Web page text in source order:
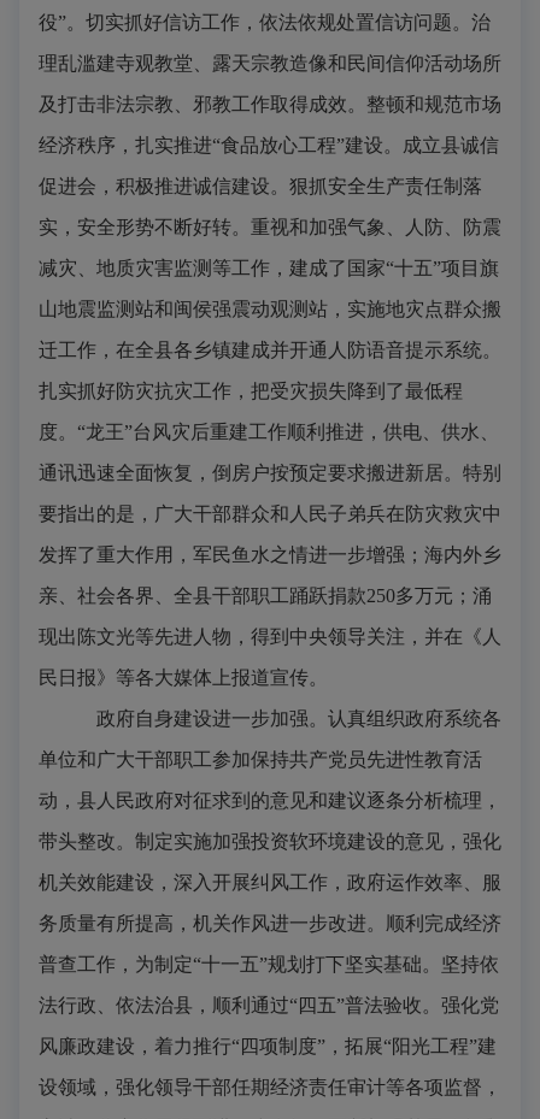
役”。切实抓好信访工作，依法依规处置信访问题。治
理乱滥建寺观教堂、露天宗教造像和民间信仰活动场所
及打击非法宗教、邪教工作取得成效。整顿和规范市场
经济秩序，扎实推进“食品放心工程”建设。成立县诚信
促进会，积极推进诚信建设。狠抓安全生产责任制落
实，安全形势不断好转。重视和加强气象、人防、防震
减灾、地质灾害监测等工作，建成了国家“十五”项目旗
山地震监测站和闽侯强震动观测站，实施地灾点群众搬
迁工作，在全县各乡镇建成并开通人防语音提示系统。
扎实抓好防灾抗灾工作，把受灾损失降到了最低程
度。“龙王”台风灾后重建工作顺利推进，供电、供水、
通讯迅速全面恢复，倒房户按预定要求搬进新居。特别
要指出的是，广大干部群众和人民子弟兵在防灾救灾中
发挥了重大作用，军民鱼水之情进一步增强；海内外乡
亲、社会各界、全县干部职工踊跃捐款250多万元；涌
现出陈文光等先进人物，得到中央领导关注，并在《人
民日报》等各大媒体上报道宣传。
政府自身建设进一步加强。 认真组织政府系统各
单位和广大干部职工参加保持共产党员先进性教育活
动，县人民政府对征求到的意见和建议逐条分析梳理，
带头整改。制定实施加强投资软环境建设的意见，强化
机关效能建设，深入开展纠风工作，政府运作效率、服
务质量有所提高，机关作风进一步改进。顺利完成经济
普查工作，为制定“十一五”规划打下坚实基础。坚持依
法行政、依法治县，顺利通过“四五”普法验收。强化党
风廉政建设，着力推行“四项制度”，拓展“阳光工程”建
设领域，强化领导干部任期经济责任审计等各项监督，